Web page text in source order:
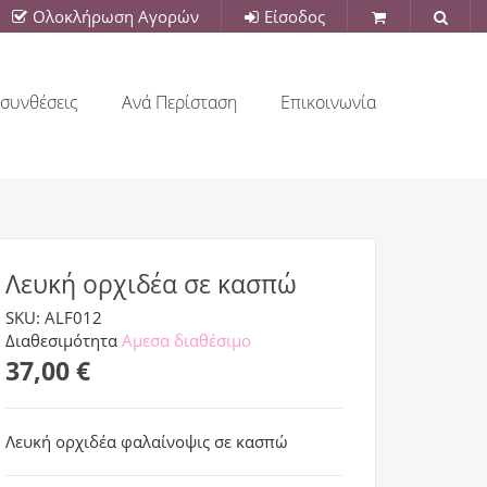
Ολοκλήρωση Αγορών Είσοδος
Ανά Περίσταση Επικοινωνία
Λευκή ορχιδέα σε κασπώ
SKU: ALF012
ΔιαθεσιμότηταΑμεσα διαθέσιμο
37,00 €
Λευκή ορχιδέα φαλαίνοψις σε κασπώ